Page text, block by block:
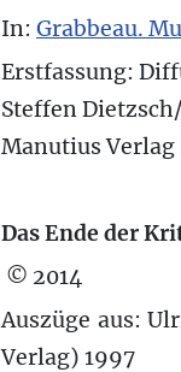
In: Grabbeau.
Erstfassung:
Steffen
Manutius
Das Ende der
© 2014
Auszüge aus:
Verlag) 1997